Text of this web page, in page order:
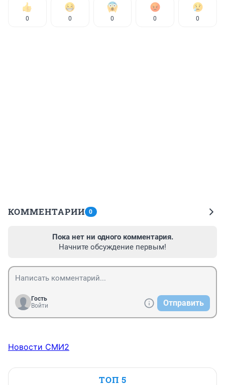
0 0 0 0 0
КОММЕНТАРИИ 0
Пока нет ни одного комментария.
Начните обсуждение первым!
Гость
Войти
Отправить
Новости СМИ2
ТОП 5